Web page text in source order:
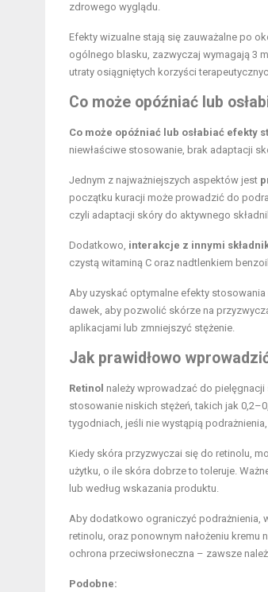
zdrowego wyglądu.
Efekty wizualne stają się zauważalne po
ogólnego blasku, zazwyczaj wymagają 3
utraty osiągniętych korzyści
Co może opóźniać lub
Co może opóźniać lub osłabiać efekty
niewłaściwe stosowanie, brak adaptacji
Jednym z najważniejszych aspektów jest
początku kuracji może prowadzić do
czyli adaptacji skóry do aktywnego
Dodatkowo, interakcje z innymi
czystą witaminą C oraz nadtlenkiem
Aby uzyskać optymalne efekty
dawek, aby pozwolić skórze na
aplikacjami lub zmniejszyć stężenie.
Jak prawidłowo
Retinol należy wprowadzać do
stosowanie niskich stężeń, takich jak
tygodniach, jeśli nie wystąpią
Kiedy skóra przyzwyczai się do retinolu,
użytku, o ile skóra dobrze to toleruje.
lub według wskazania produktu.
Aby dodatkowo ograniczyć podrażnienia,
retinolu, oraz ponownym nałożeniu
ochrona przeciwsłoneczna – zawsze
Podobne: